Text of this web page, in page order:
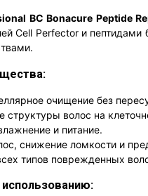
BC Bonacure Peptide
Cell Perfector и
очищение без
структуры волос на
и питание.
снижение ломкости и
типов поврежденных